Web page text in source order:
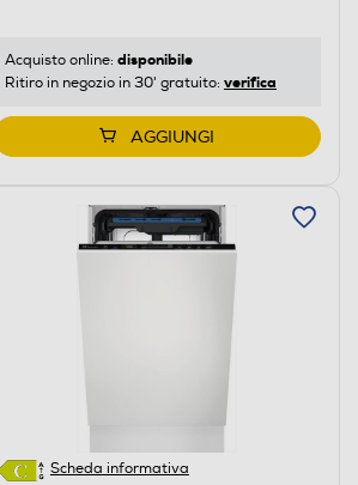
di
Youreko.
Acquisto online: disponibile
Ritiro in negozio in 30' gratuito: verifica
AGGIUNGI
Scheda informativa